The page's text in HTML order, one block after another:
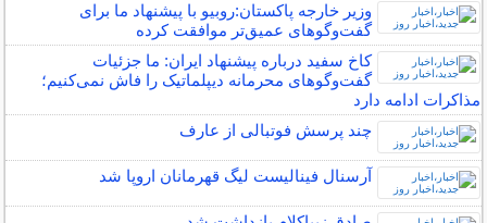
وزیر خارجه پاکستان:روبیو با پیشنهاد ما برای
گفت‌وگوهای عمیق‌تر موافقت کرده
کاخ سفید درباره پیشنهاد ایران: ما جزئیات
گفت‌و‌گو‌های محرمانه دیپلماتیک را فاش نمی‌کنیم؛
مذاکرات ادامه دارد
چند پرسش فوتبالی از عارف
آرسنال فینالیست لیگ قهرمانان اروپا شد